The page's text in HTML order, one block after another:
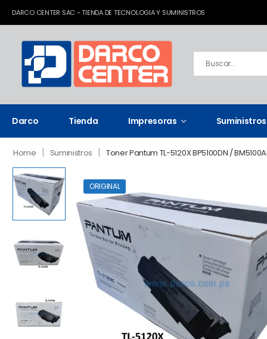
DARCO CENTER SAC - TIENDA DE TECNOLOGIA Y SUMINISTROS
Darco Tienda Impresoras Suministros
Home | Suministros | Toner Pantum TL-5120X BP5100DN /
ORIGINAL